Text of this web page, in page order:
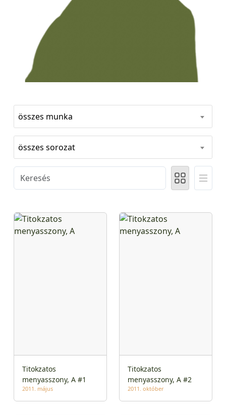
összes munka
összes sorozat
Titokzatos
menyasszony, A #1
2011. május
Titokzatos
menyasszony, A #2
2011. október